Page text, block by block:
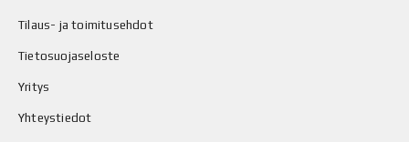
Tilaus- ja toimitusehdot
Tietosuojaseloste
Yritys
Yhteystiedot